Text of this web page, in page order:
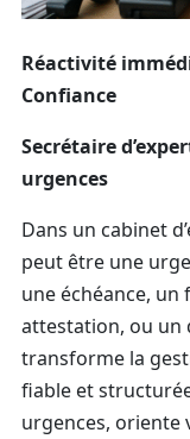
Réactivité
Confiance
Secrétaire
urgences
Dans un cabinet
peut être une
une échéance,
attestation, ou un
transforme la
fiable et
urgences, oriente